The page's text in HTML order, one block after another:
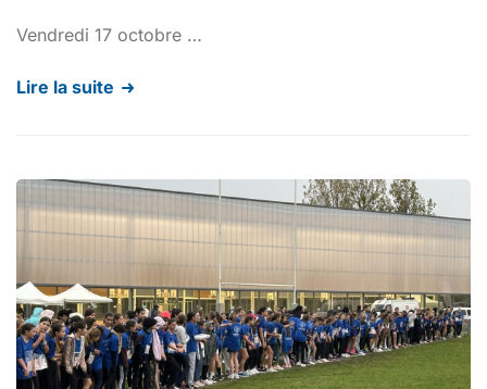
Vendredi 17 octobre …
Lire la suite